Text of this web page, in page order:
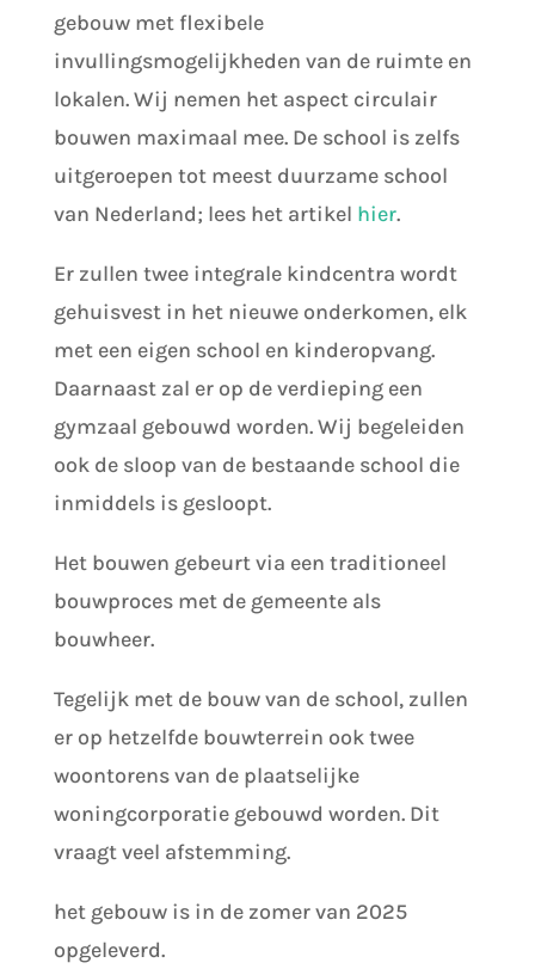
gebouw met flexibele
invullingsmogelijkheden van de ruimte en
lokalen. Wij nemen het aspect circulair
bouwen maximaal mee. De school is zelfs
uitgeroepen tot meest duurzame school
van Nederland; lees het artikel hier.
Er zullen twee integrale kindcentra wordt
gehuisvest in het nieuwe onderkomen, elk
met een eigen school en kinderopvang.
Daarnaast zal er op de verdieping een
gymzaal gebouwd worden. Wij begeleiden
ook de sloop van de bestaande school die
inmiddels is gesloopt.
Het bouwen gebeurt via een traditioneel
bouwproces met de gemeente als
bouwheer.
Tegelijk met de bouw van de school, zullen
er op hetzelfde bouwterrein ook twee
woontorens van de plaatselijke
woningcorporatie gebouwd worden. Dit
vraagt veel afstemming.
het gebouw is in de zomer van 2025
opgeleverd.